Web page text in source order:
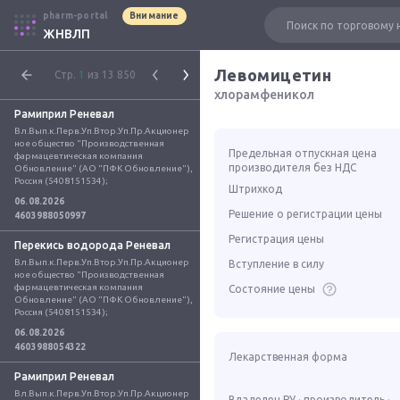
pharm-portal Внимание
ЖНВЛП
Стр. 1 из 13 850
Рамиприл Реневал
Вл.Вып.к.Перв.Уп.Втор.Уп.Пр.Акционер
ное общество "Производственная
фармацевтическая компания
Обновление" (АО "ПФК Обновление"),
Россия (5408151534);
06.08.2026
4603988050997
Перекись водорода Реневал
Вл.Вып.к.Перв.Уп.Втор.Уп.Пр.Акционер
ное общество "Производственная
фармацевтическая компания
Обновление" (АО "ПФК Обновление"),
Россия (5408151534);
06.08.2026
4603988054322
Рамиприл Реневал
Вл.Вып.к.Перв.Уп.Втор.Уп.Пр.Акционер
Левомицетин
хлорамфеникол
Предельная отпускная цена
производителя без НДС
Штрихкод
Решение о регистрации цены
Регистрация цены
Вступление в силу
Состояние цены
Лекарственная форма